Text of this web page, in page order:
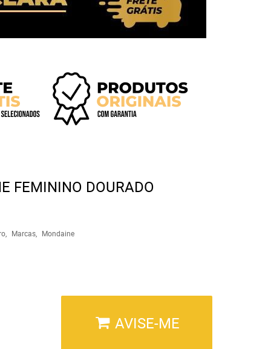
FEMININO DOURADO
Marcas Mondaine
AVISE-ME